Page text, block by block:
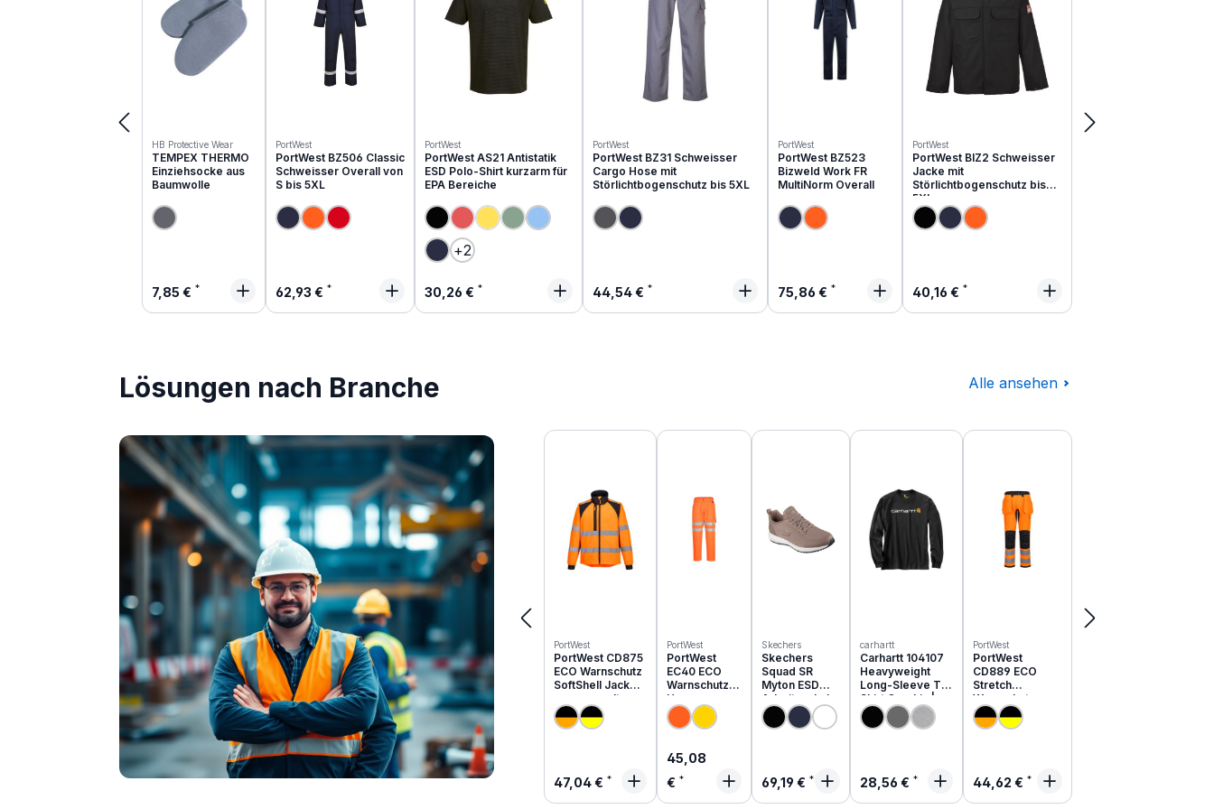
HB Protective Wear
TEMPEX THERMO
Einziehsocke aus
Baumwolle
Regulärer Preis:
7,85 €
PortWest
PortWest BZ506 Classic
Schweisser Overall von
S bis 5XL
Regulärer Preis:
62,93 €
PortWest
PortWest AS21 Antistatik
ESD Polo-Shirt kurzarm für
EPA Bereiche
(Diese Option ist zurzeit nicht verfügbar.)
(Diese Option ist zurzeit nicht verfügbar.)
(Diese Option ist zurzeit nicht verfügbar.)
+2
Regulärer Preis:
30,26 €
PortWest
PortWest BZ31 Schweisser
Cargo Hose mit
Störlichtbogenschutz bis 5XL
Regulärer Preis:
44,54 €
PortWest
PortWest BZ523
Bizweld Work FR
MultiNorm Overall
Regulärer Preis:
75,86 €
PortWest
PortWest BIZ2 Schweisser
Jacke mit
Störlichtbogenschutz bis
5XL
Regulärer Preis:
40,16 €
Lösungen nach Branche Alle ansehen
Produktgalerie überspringen
PortWest
PortWest CD875
ECO Warnschutz
SoftShell Jacke
aus recyceltem
PES
Regulärer Preis:
47,04 €
PortWest
PortWest
EC40 ECO
Warnschutz
Hose aus
recyceltem
PES
Regulärer Preis:
45,08
€
Skechers
Skechers
Squad SR
Myton ESD
Arbeitsschuhe
O1 | 200051EC
Regulärer Preis:
69,19 €
carhartt
Carhartt 104107
Heavyweight
Long-Sleeve T-
Shirt Graphic |
relaxed fit
Regulärer Preis:
28,56 €
PortWest
PortWest
CD889 ECO
Stretch
Warnschutz
Hose aus
recyceltem PES
Regulärer Preis:
44,62 €